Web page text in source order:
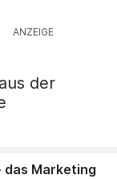
der
das Marketing